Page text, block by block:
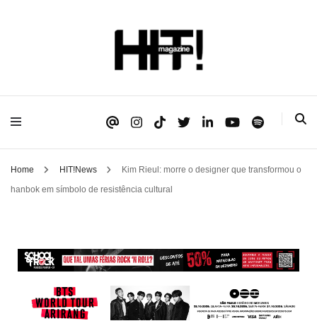
HIT!Magazine
Home HIT!News
Kim Rieul: morre o designer que transformou o
hanbok em símbolo de resistência cultural